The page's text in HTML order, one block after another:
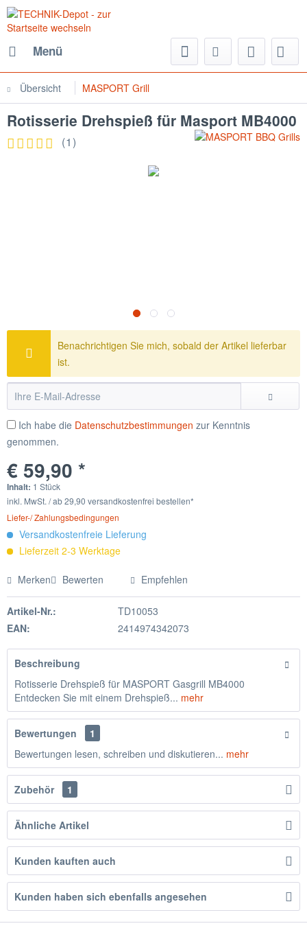
Menü
Übersicht MASPORT Grill
Rotisserie Drehspieß für Masport MB4000
(1)
Benachrichtigen Sie mich, sobald der Artikel lieferbar
ist.
Ich habe die Datenschutzbestimmungen zur Kenntnis
genommen.
€ 59,90 *
Inhalt: 1 Stück
inkl. MwSt. / ab 29,90 versandkostenfrei bestellen*
Liefer-/ Zahlungsbedingungen
Versandkostenfreie Lieferung
Lieferzeit 2-3 Werktage
Merken Bewerten Empfehlen
Artikel-Nr.:
TD10053
EAN:
2414974342073
Beschreibung
Rotisserie Drehspieß für MASPORT Gasgrill MB4000
Entdecken Sie mit einem Drehspieß... mehr
Bewertungen
1
Bewertungen lesen, schreiben und diskutieren... mehr
Zubehör 1
Ähnliche Artikel
Kunden kauften auch
Kunden haben sich ebenfalls angesehen